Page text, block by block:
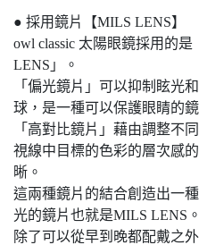
● 採用鏡片【MILS LENS】
owl classic 太陽眼鏡採用的
LENS」。
「偏光鏡片」可以抑制眩光
球，是一種可以保護眼睛的鏡
「高對比鏡片」藉由調整不
視線中目標的色彩的層次感
晰。
這兩種鏡片的結合創造出一
光的鏡片也就是MILS LENS。
除了可以從早到晚都配戴之